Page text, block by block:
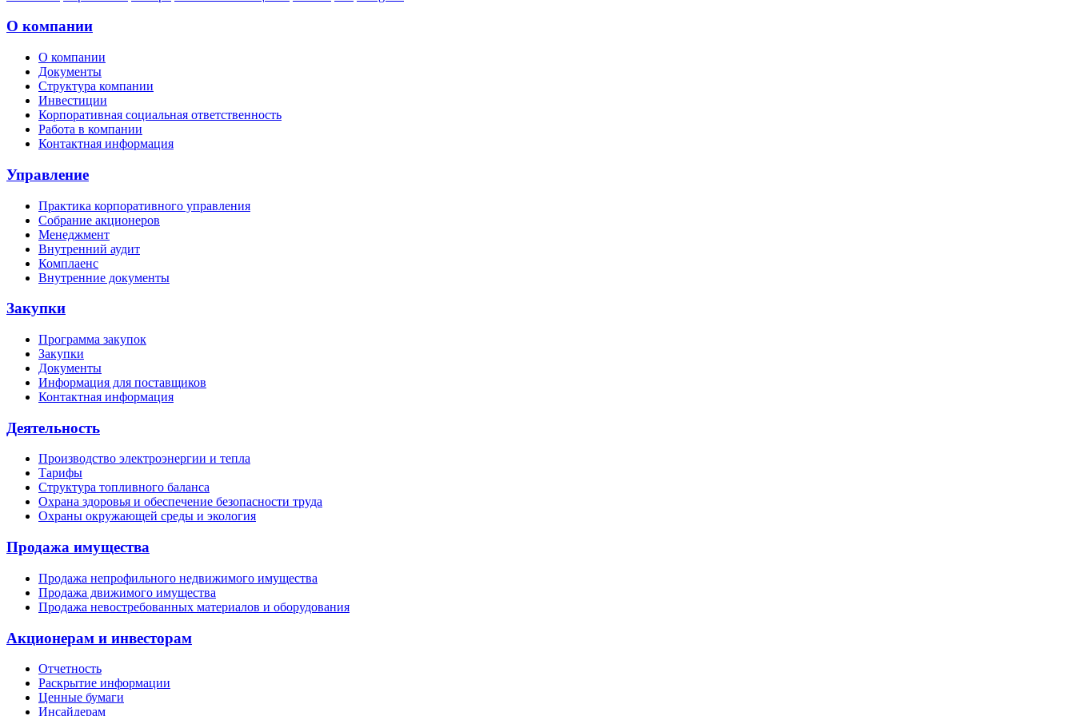
О компании
О компании
Документы
Структура компании
Инвестиции
Корпоративная социальная ответственность
Работа в компании
Контактная информация
Управление
Практика корпоративного управления
Собрание акционеров
Менеджмент
Внутренний аудит
Комплаенс
Внутренние документы
Закупки
Программа закупок
Закупки
Документы
Информация для поставщиков
Контактная информация
Деятельность
Производство электроэнергии и тепла
Тарифы
Структура топливного баланса
Охрана здоровья и обеспечение безопасности труда
Охраны окружающей среды и экология
Продажа имущества
Продажа непрофильного недвижимого имущества
Продажа движимого имущества
Продажа невостребованных материалов и оборудования
Акционерам и инвесторам
Отчетность
Раскрытие информации
Ценные бумаги
Инсайдерам